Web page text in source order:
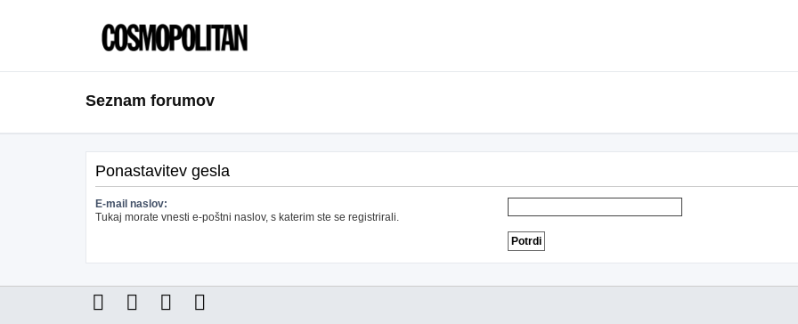
Seznam forumov
Ponastavitev gesla
E-mail naslov:
Tukaj morate vnesti e-poštni naslov, s katerim ste se registrirali.